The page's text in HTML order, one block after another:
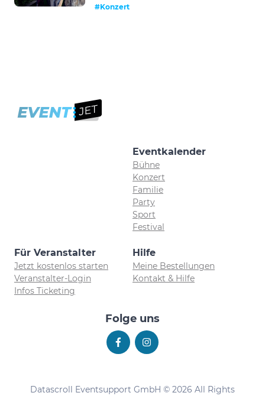
#Konzert
Eventkalender
Bühne
Konzert
Familie
Party
Sport
Festival
Für Veranstalter
Jetzt kostenlos starten
Veranstalter-Login
Infos Ticketing
Hilfe
Meine Bestellungen
Kontakt & Hilfe
Folge uns
Datascroll Eventsupport GmbH © 2026 All Rights